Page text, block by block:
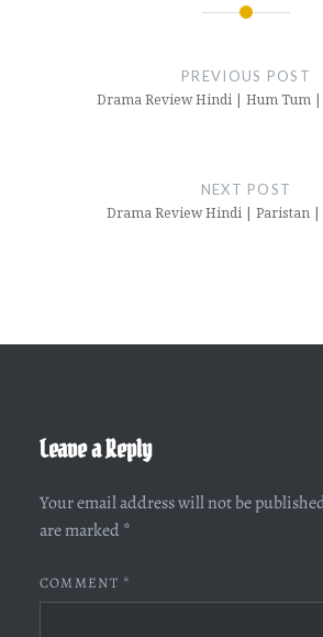
PREVIOUS POST
Drama Review Hindi | Hum Tum |
NEXT POST
Drama Review Hindi | Paristan |
Leave a Reply
Your email address will not be
are marked *
COMMENT *